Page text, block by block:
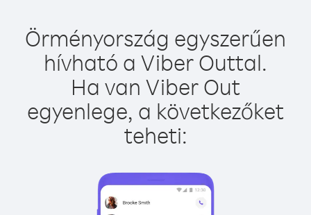
Örményország egyszerűen
hívható a Viber Outtal.
Ha van Viber Out
egyenlege, a következőket
teheti: